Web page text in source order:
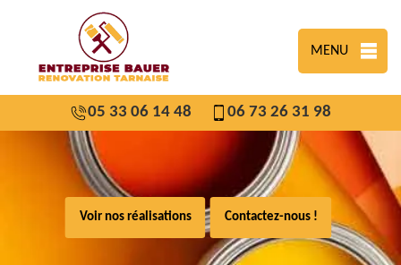
MENU
05 33 06 14 48 06 73 26 31 98
Voir nos réalisations Contactez-nous !